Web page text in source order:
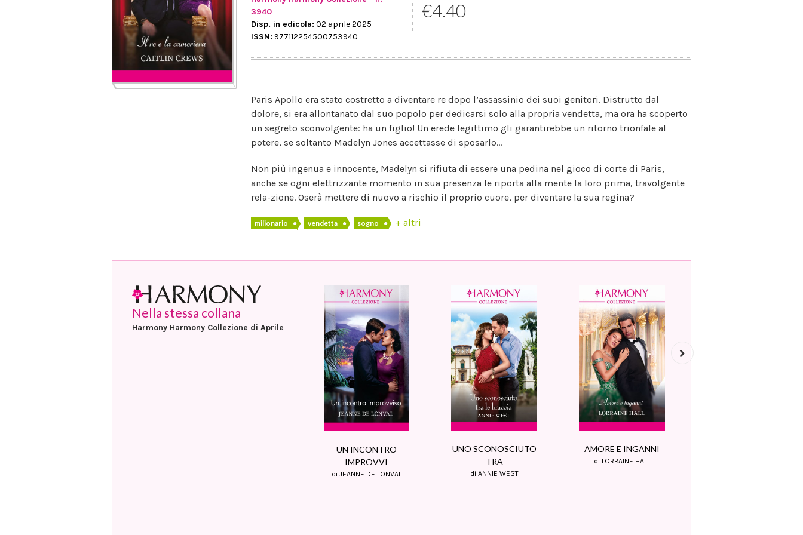
3940
Disp. in edicola: 02 aprile 2025
ISSN: 977112254500753940
€4.40
Paris Apollo era stato costretto a diventare re dopo l’assassinio dei suoi genitori. Distrutto dal
dolore, si era allontanato dal suo popolo per dedicarsi solo alla propria vendetta, ma ora ha scoperto
un segreto sconvolgente: ha un figlio! Un erede legittimo gli garantirebbe un ritorno trionfale al
potere, se soltanto Madelyn Jones accettasse di sposarlo…
Non più ingenua e innocente, Madelyn si rifiuta di essere una pedina nel gioco di corte di Paris,
anche se ogni elettrizzante momento in sua presenza le riporta alla mente la loro prima, travolgente
rela-zione. Oserà mettere di nuovo a rischio il proprio cuore, per diventare la sua regina?
milionario ● vendetta ● sogno ● + altri
Nella stessa collana
Harmony Harmony Collezione di Aprile
UN INCONTRO
IMPROVVI
di JEANNE DE LONVAL
UNO SCONOSCIUTO
TRA
di ANNIE WEST
AMORE E INGANNI
di LORRAINE HALL